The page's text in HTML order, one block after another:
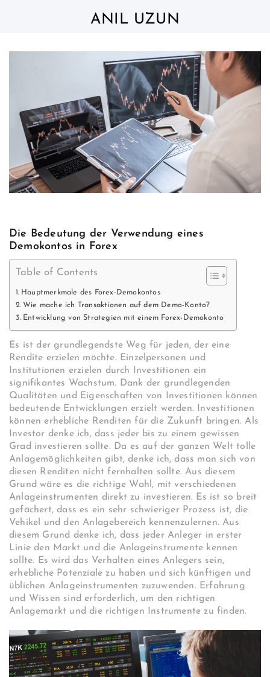
ANIL UZUN
Die Bedeutung der Verwendung eines
Demokontos in Forex
Table of Contents
Hauptmerkmale des Forex-Demokontos
Wie mache ich Transaktionen auf dem Demo-Konto?
Entwicklung von Strategien mit einem Forex-Demokonto
Es ist der grundlegendste Weg für jeden, der eine
Rendite erzielen möchte. Einzelpersonen und
Institutionen erzielen durch Investitionen ein
signifikantes Wachstum. Dank der grundlegenden
Qualitäten und Eigenschaften von Investitionen können
bedeutende Entwicklungen erzielt werden. Investitionen
können erhebliche Renditen für die Zukunft bringen. Als
Investor denke ich, dass jeder bis zu einem gewissen
Grad investieren sollte. Da es auf der ganzen Welt tolle
Anlagemöglichkeiten gibt, denke ich, dass man sich von
diesen Renditen nicht fernhalten sollte. Aus diesem
Grund wäre es die richtige Wahl, mit verschiedenen
Anlageinstrumenten direkt zu investieren. Es ist so breit
gefächert, dass es ein sehr schwieriger Prozess ist, die
Vehikel und den Anlagebereich kennenzulernen. Aus
diesem Grund denke ich, dass jeder Anleger in erster
Linie den Markt und die Anlageinstrumente kennen
sollte. Es wird das Verhalten eines Anlegers sein,
erhebliche Potenziale zu haben und sich künftigen und
üblichen Anlageinstrumenten zuzuwenden. Erfahrung
und Wissen sind erforderlich, um den richtigen
Anlagemarkt und die richtigen Instrumente zu finden.